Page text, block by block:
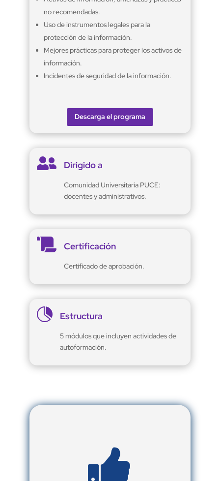
no recomendadas.
Uso de instrumentos legales para la
protección de la información.
Mejores prácticas para proteger los activos de
información.
Incidentes de seguridad de la información.
Descarga el programa
 Dirigido a
Comunidad Universitaria PUCE:
docentes y administrativos.
 Certificación
Certificado de aprobación.
 Estructura
5 módulos que incluyen actividades de
autoformación.
